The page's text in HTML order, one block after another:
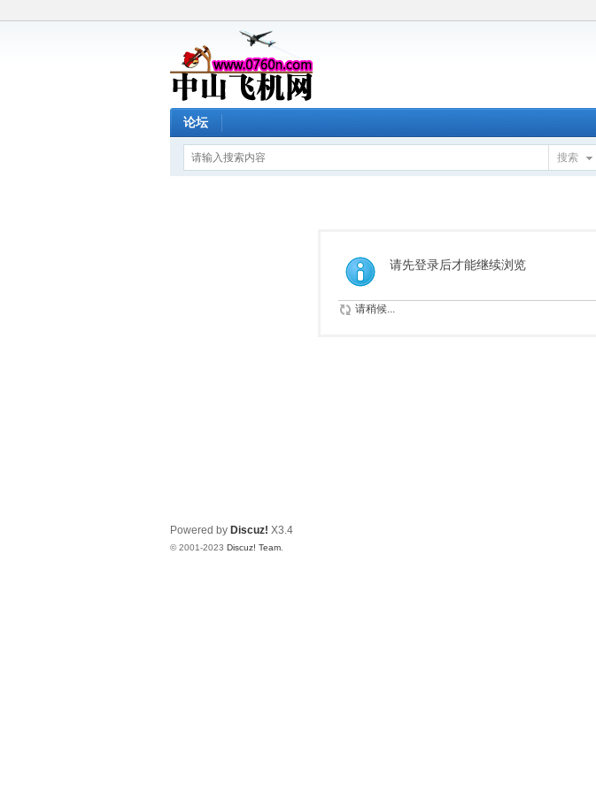
论坛
搜索
请先登录后才能继续浏览
请稍候...
Powered by Discuz! X3.4
© 2001-2023 Discuz! Team